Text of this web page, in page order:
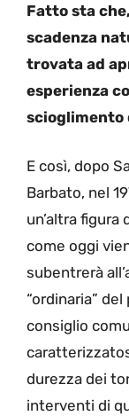
Fatto sta
scadenza
trovata ad
esperienza
scioglimento
E così, dopo
Barbato, nel
un’altra figura
come oggi
subentrerà
“ordinaria”
consiglio
durezza dei
interventi di